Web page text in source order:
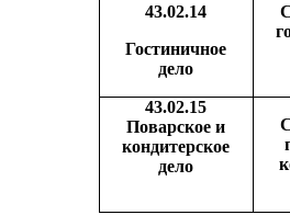
43.02.14
Гостиничное
дело
43.02.15
Поварское и
кондитерское
дело